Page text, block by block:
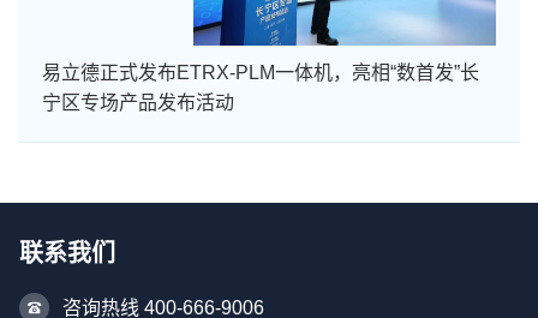
易立德正式发布ETRX-PLM一体机，亮相“数首发”长
宁区专场产品发布活动
联系我们
咨询热线 400-666-9006